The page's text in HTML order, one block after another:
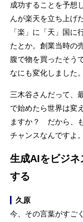
成功することを予想
んが楽天を立ち上げ
「楽」に「天」国
たとか。創業当時の
腹で物を買ったそう
なにも変化しました。
三木谷さんだって、
で始めたら世界は変
ますか？ だから、
チャンスなんですよ。
生成AIをビジネ
する
久原
今、その言葉がすご